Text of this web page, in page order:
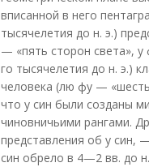
вписанной в него
тысячелетия до н. э.)
— «пять сторон света»,
го тысячелетия до н. э.)
человека (лю фу —
что у син были созданы
чиновничьими рангами.
представления об у син,
син обрело в 4—2 вв. до